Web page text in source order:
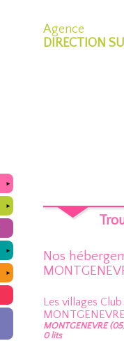
Agence
DIRECTION
►
►
►
►
Nos
Les villages Club
MONTGENEVRE
MONTGENEVRE
0 lits